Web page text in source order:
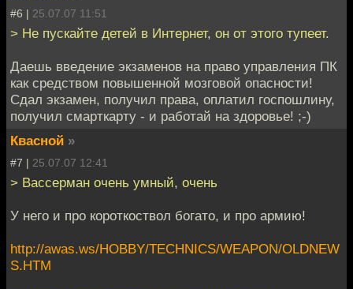
#6 | 25.07.07 11:51
> Не пускайте детей в Интернет, он от этого тупеет.
Даешь введение экзаменов на право управления ПК
как средством повышенной мозговой опасности!
Сдал экзамен, получил права, оплатил госпошлину,
получил смарткарту - и работай на здоровье! ;-)
Квасной »
#7 | 25.07.07 12:41
> Вассерман очень умный, очень
У него и про короткоствол богато, и про армию!
http://awas.ws/HOBBY/TECHNICS/WEAPON/OLDNEW
S.HTM